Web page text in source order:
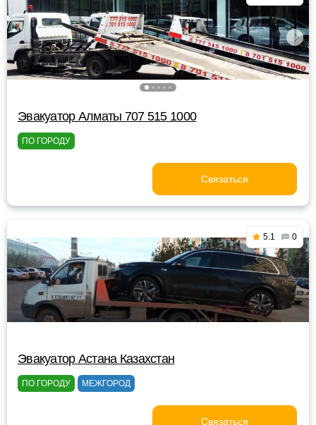
Эвакуатор Алматы 707 515 1000
ПО ГОРОДУ
Связаться
5.1 0
Эвакуатор Астана Казахстан
ПО ГОРОДУ МЕЖГОРОД
Связаться